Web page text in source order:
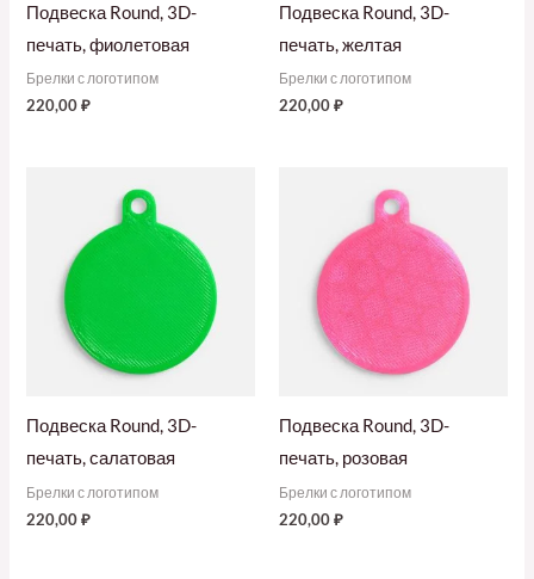
Подвеска Round, 3D-
печать, фиолетовая
Брелки с логотипом
220,00₽
Подвеска Round, 3D-
печать, желтая
Брелки с логотипом
220,00₽
Подвеска Round, 3D-
печать, салатовая
Брелки с логотипом
220,00₽
Подвеска Round, 3D-
печать, розовая
Брелки с логотипом
220,00₽